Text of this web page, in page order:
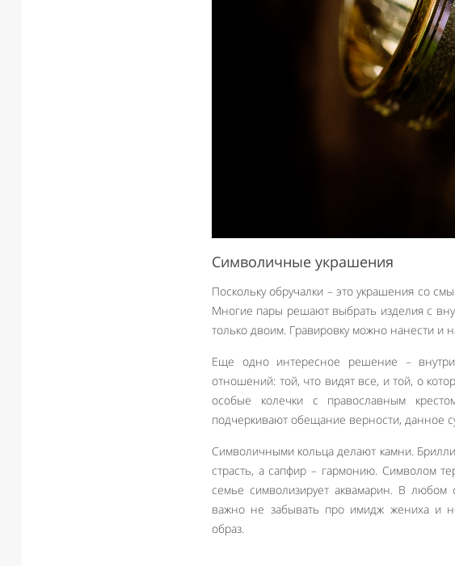
Символичные украшения
Поскольку обручалки – это украшения со
Многие пары решают выбрать изделия с
только двоим. Гравировку можно нанести и
Еще одно интересное решение –
отношений: той, что видят все, и той, о
особые колечки с православным
подчеркивают обещание верности, данное
Символичными кольца делают камни.
страсть, а сапфир – гармонию. Символом
семье символизирует аквамарин. В
важно не забывать про имидж жениха и
образ.